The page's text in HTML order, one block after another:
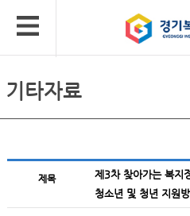
기타자료
제목
제3차 찾아가는 복지
청소년 및 청년 지원